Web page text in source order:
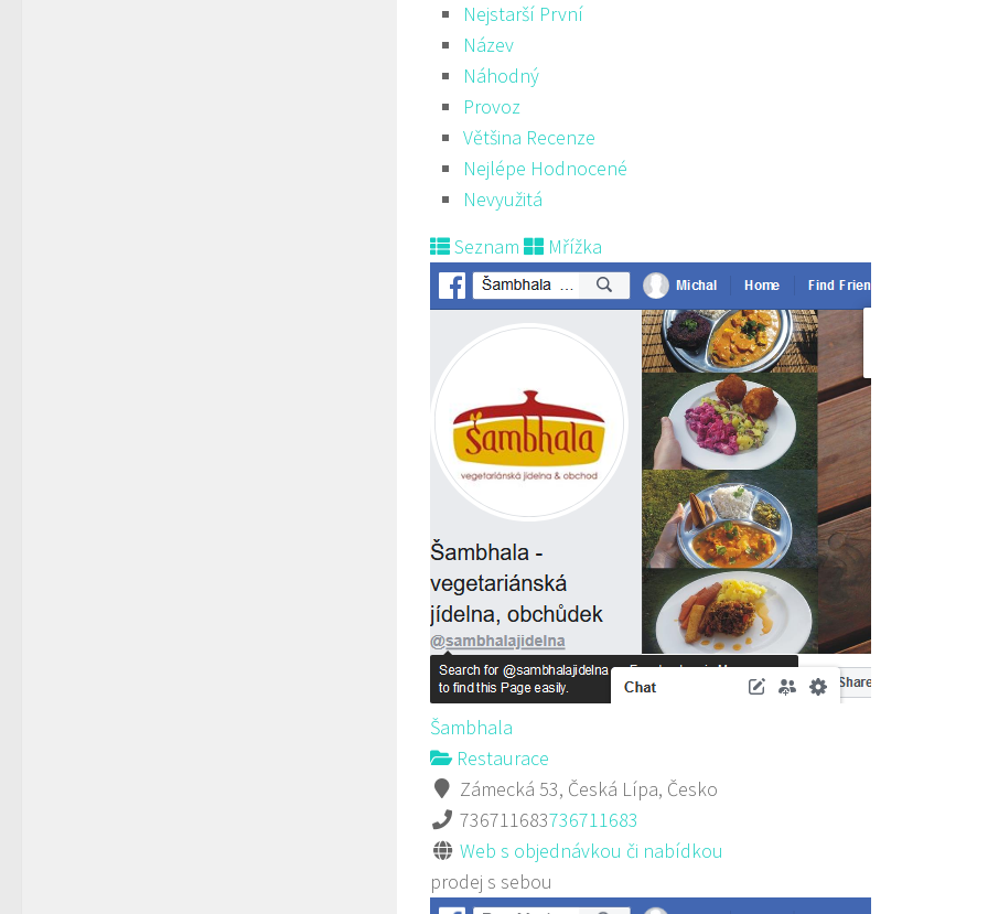
Nejstarší První
Název
Náhodný
Provoz
Většina Recenze
Nejlépe Hodnocené
Nevyužitá
Seznam
Mřížka
Šambhala
Restaurace
Zámecká 53, Česká Lípa, Česko
736711683736711683
Web s objednávkou či nabídkou
prodej s sebou